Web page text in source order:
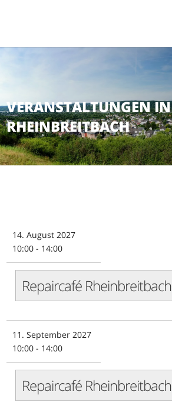
VERANSTALTUNGEN IN
RHEINBREITBACH
14. August 2027
10:00 - 14:00
Repaircafé Rheinbreitbach
11. September 2027
10:00 - 14:00
Repaircafé Rheinbreitbach